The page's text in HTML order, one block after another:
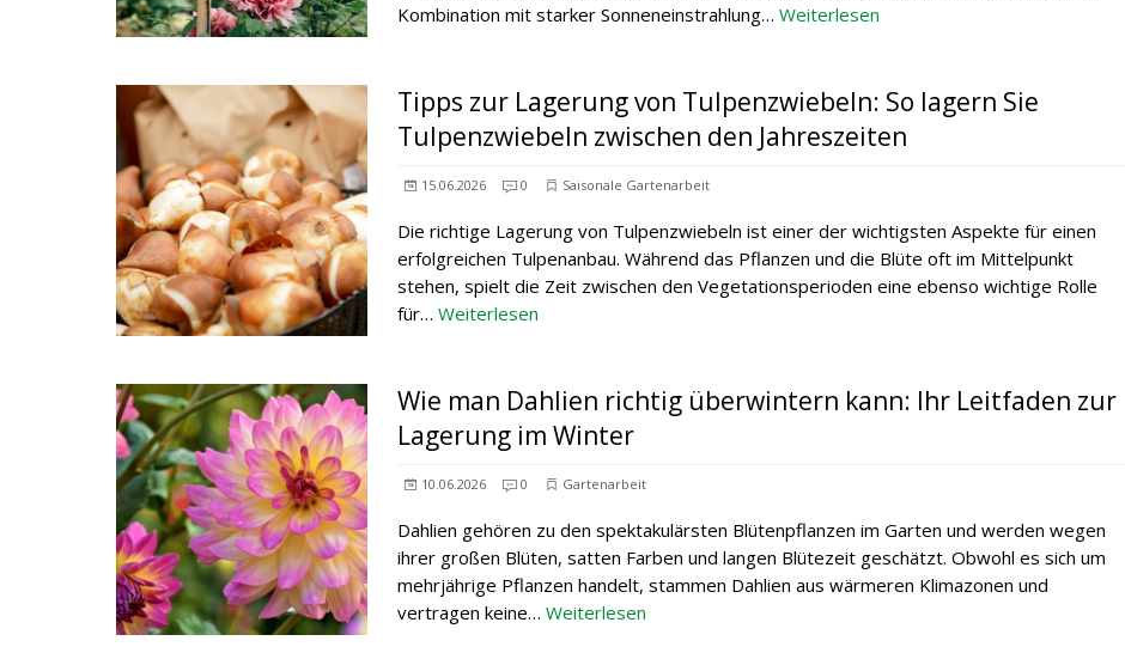
Kombination mit starker Sonneneinstrahlung… Weiterlesen
Tipps zur Lagerung von Tulpenzwiebeln: So lagern Sie
Tulpenzwiebeln zwischen den Jahreszeiten
15.06.2026 0 Saisonale Gartenarbeit
Die richtige Lagerung von Tulpenzwiebeln ist einer der wichtigsten Aspekte für einen
erfolgreichen Tulpenanbau. Während das Pflanzen und die Blüte oft im Mittelpunkt
stehen, spielt die Zeit zwischen den Vegetationsperioden eine ebenso wichtige Rolle
für… Weiterlesen
Wie man Dahlien richtig überwintern kann: Ihr Leitfaden zur
Lagerung im Winter
10.06.2026 0 Gartenarbeit
Dahlien gehören zu den spektakulärsten Blütenpflanzen im Garten und werden wegen
ihrer großen Blüten, satten Farben und langen Blütezeit geschätzt. Obwohl es sich um
mehrjährige Pflanzen handelt, stammen Dahlien aus wärmeren Klimazonen und
vertragen keine… Weiterlesen